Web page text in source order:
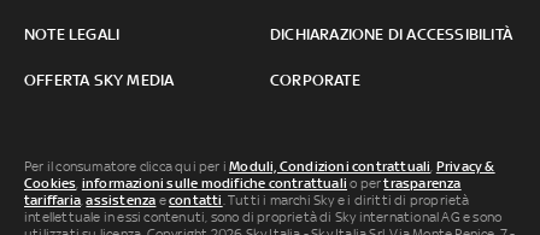
NOTE LEGALI DICHIARAZIONE DI ACCESSIBILITÀ
OFFERTA SKY MEDIA CORPORATE
Per il consumatore clicca qui per iModuli, Condizioni contrattuali, Privacy &
Cookies, informazioni sulle modifiche contrattuali o pertrasparenza
tariffaria,assistenza econtatti. Tutti i marchi Sky e i diritti di proprietà
intellettuale in essi contenuti, sono di proprietà di Sky international AG e sono